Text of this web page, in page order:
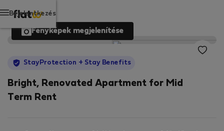
Bejelentkezés
Fényképek megjelenítése
StayProtection + Stay Benefits
Bright, Renovated Apartment for Mid
Term Rent